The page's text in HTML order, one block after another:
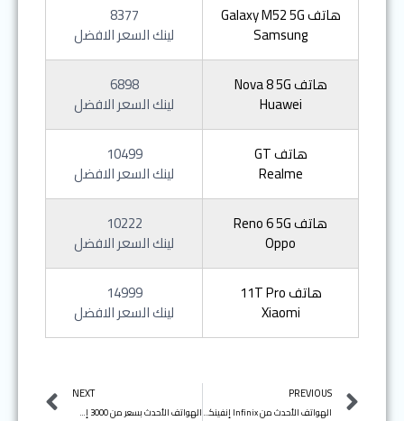
هاتف Galaxy M52 5G
Samsung
8377
لينك السعر الافضل
هاتف Nova 8 5G
Huawei
6898
لينك السعر الافضل
هاتف GT
Realme
10499
لينك السعر الافضل
هاتف Reno 6 5G
Oppo
10222
لينك السعر الافضل
هاتف 11T Pro
Xiaomi
14999
لينك السعر الافضل
Prev
PREVIOUS
الهواتف الأحدث من Infinix إنفينكس
NEXT
الهواتف الأحدث بسعر من 3000 إلى 4000 جنيهًا مصريًا